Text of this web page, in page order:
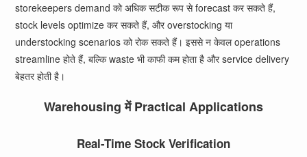
storekeepers demand को अधिक सटीक रूप से forecast कर सकते हैं,
stock levels optimize कर सकते हैं, और overstocking या
understocking scenarios को रोक सकते हैं। इससे न केवल operations
streamline होते हैं, बल्कि waste भी काफी कम होता है और service delivery
बेहतर होती है।
Warehousing में Practical Applications
Real-Time Stock Verification